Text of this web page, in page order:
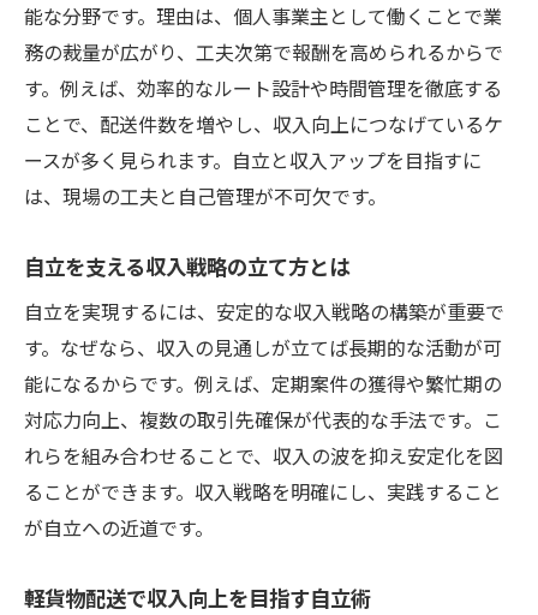
能な分野です。理由は、個人事業主として働くことで業
務の裁量が広がり、工夫次第で報酬を高められるからで
す。例えば、効率的なルート設計や時間管理を徹底する
ことで、配送件数を増やし、収入向上につなげているケ
ースが多く見られます。自立と収入アップを目指すに
は、現場の工夫と自己管理が不可欠です。
自立を支える収入戦略の立て方とは
自立を実現するには、安定的な収入戦略の構築が重要で
す。なぜなら、収入の見通しが立てば長期的な活動が可
能になるからです。例えば、定期案件の獲得や繁忙期の
対応力向上、複数の取引先確保が代表的な手法です。こ
れらを組み合わせることで、収入の波を抑え安定化を図
ることができます。収入戦略を明確にし、実践すること
が自立への近道です。
軽貨物配送で収入向上を目指す自立術